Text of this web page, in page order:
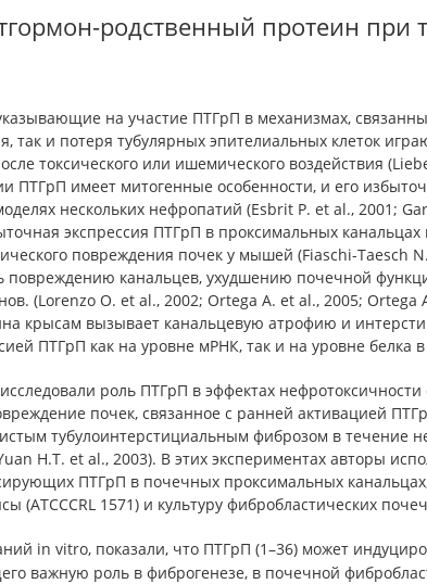
родственный протеин при
на участие ПТГрП в механизмах,
так и потеря тубулярных эпителиальных клеток
токсического или ишемического воздействия
ПТГрП имеет митогенные особенности, и его
нескольких нефропатий (Esbrit P. et al., 2001;
экспрессия ПТГрП в проксимальных
повреждения почек у мышей (Fiaschi-Taesch
повреждению канальцев, ухудшению почечной
(Lorenzo O. et al., 2002; Ortega A. et al., 2005; Ortega
крысам вызывает канальцевую атрофию и
ПТГрП как на уровне мРНК, так и на уровне белка
роль ПТГрП в эффектах
почек, связанное с ранней активацией
тубулоинтерстициальным фиброзом в течение
H.T. et al., 2003). В этих экспериментах авторы
ПТГрП в почечных проксимальных
(ATCCCRL 1571) и культуру фибробластических
in vitro, показали, что ПТГрП (1–36) может
важную роль в фиброгенезе, в почечной